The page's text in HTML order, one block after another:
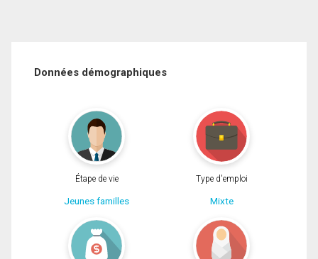
Données démographiques
Étape de vie
Jeunes familles
Type d'emploi
Mixte